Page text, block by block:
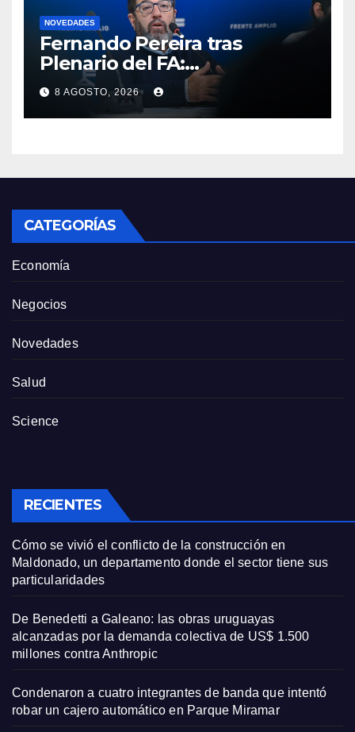
NOVEDADES
Fernando Pereira tras
Plenario del FA:
“Probablemente Orsi no
luzca tan bien en la tribuna”
como Lacalle Pou “pero en la
8 AGOSTO, 2026
CATEGORÍAS
Economía
Negocios
Novedades
Salud
Science
RECIENTES
Cómo se vivió el conflicto de la construcción en
Maldonado, un departamento donde el sector tiene sus
particularidades
De Benedetti a Galeano: las obras uruguayas
alcanzadas por la demanda colectiva de US$ 1.500
millones contra Anthropic
Condenaron a cuatro integrantes de banda que intentó
robar un cajero automático en Parque Miramar